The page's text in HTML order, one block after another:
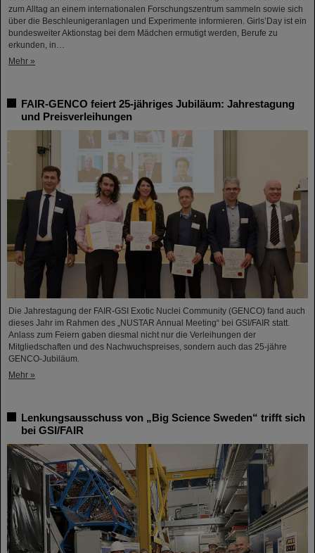
zum Alltag an einem internationalen Forschungszentrum sammeln sowie sich
über die Beschleunigeranlagen und Experimente informieren. Girls’Day ist ein
bundesweiter Aktionstag bei dem Mädchen ermutigt werden, Berufe zu
erkunden, in…
Mehr »
FAIR-GENCO feiert 25-jähriges Jubiläum: Jahrestagung
und Preisverleihungen
Die Jahrestagung der FAIR-GSI Exotic Nuclei Community (GENCO) fand auch
dieses Jahr im Rahmen des „NUSTAR Annual Meeting“ bei GSI/FAIR statt.
Anlass zum Feiern gaben diesmal nicht nur die Verleihungen der
Mitgliedschaften und des Nachwuchspreises, sondern auch das 25-jähre
GENCO-Jubiläum.
Mehr »
Lenkungsausschuss von „Big Science Sweden“ trifft sich
bei GSI/FAIR